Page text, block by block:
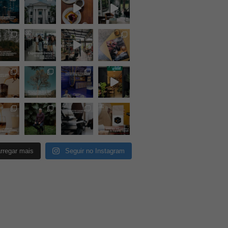
mais Seguir no Instagram